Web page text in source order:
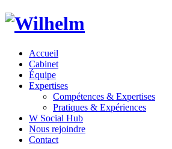
Accueil
Cabinet
Équipe
Expertises
Compétences & Expertises
Pratiques & Expériences
W Social Hub
Nous rejoindre
Contact